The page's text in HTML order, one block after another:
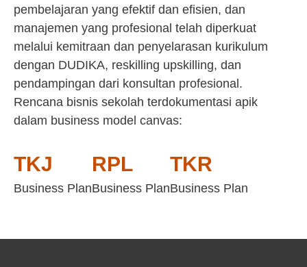
pembelajaran yang efektif dan efisien, dan
manajemen yang profesional telah diperkuat
melalui kemitraan dan penyelarasan kurikulum
dengan DUDIKA, reskilling upskilling, dan
pendampingan dari konsultan profesional.
Rencana bisnis sekolah terdokumentasi apik
dalam business model canvas:
TKJ
Business Plan
RPL
Business Plan
TKR
Business Plan